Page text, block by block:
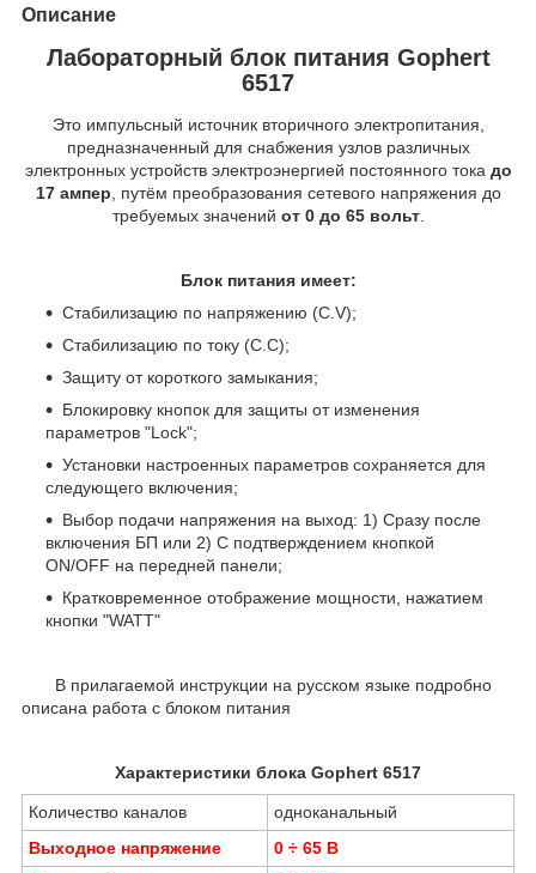
Описание
Лабораторный блок питания Gophert
6517
Это импульсный источник вторичного электропитания,
предназначенный для снабжения узлов различных
электронных устройств электроэнергией постоянного тока до
17 ампер, путём преобразования сетевого напряжения до
требуемых значений от 0 до 65 вольт.
Блок питания имеет:
Стабилизацию по напряжению (C.V);
Стабилизацию по току (C.C);
Защиту от короткого замыкания;
Блокировку кнопок для защиты от изменения
параметров "Lock";
Установки настроенных параметров сохраняется для
следующего включения;
Выбор подачи напряжения на выход: 1) Сразу после
включения БП или 2) С подтверждением кнопкой
ON/OFF на передней панели;
Кратковременное отображение мощности, нажатием
кнопки "WATT"
В прилагаемой инструкции на русском языке подробно
описана работа с блоком питания
Характеристики блока Gophert 6517
Количество каналов
одноканальный
Выходное напряжение
0 ÷ 65 В